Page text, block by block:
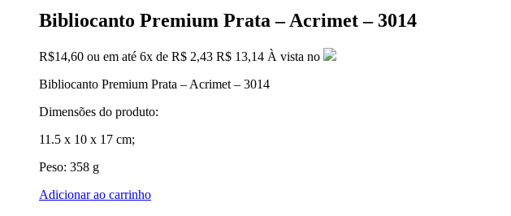
Bibliocanto Premium Prata – Acrimet – 3014
R$14,60 ou em até 6x de R$ 2,43 R$ 13,14 À vista no
Bibliocanto Premium Prata – Acrimet – 3014
Dimensões do produto:
11.5 x 10 x 17 cm;
Peso: 358 g
Adicionar ao carrinho